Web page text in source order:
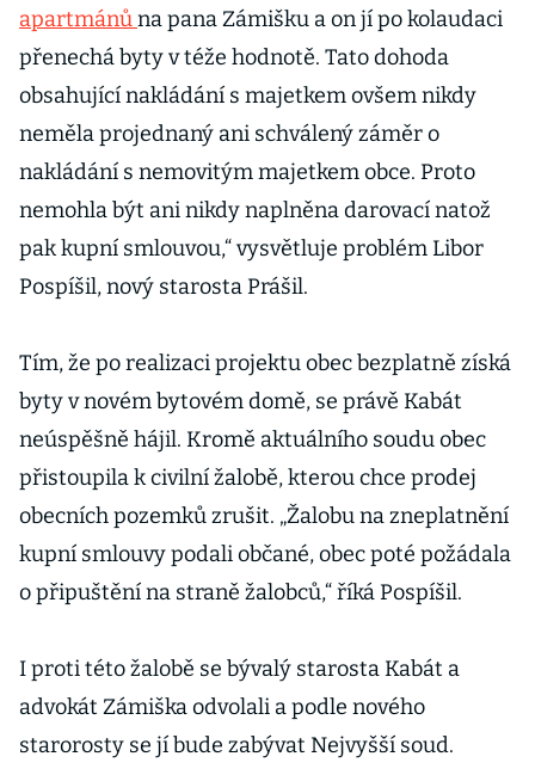
apartmánůna pana Zámišku a on jí po kolaudaci
přenechá byty v téže hodnotě. Tato dohoda
obsahující nakládání s majetkem ovšem nikdy
neměla projednaný ani schválený záměr o
nakládání s nemovitým majetkem obce. Proto
nemohla být ani nikdy naplněna darovací natož
pak kupní smlouvou,“ vysvětluje problém Libor
Pospíšil, nový starosta Prášil.
Tím, že po realizaci projektu obec bezplatně získá
byty v novém bytovém domě, se právě Kabát
neúspěšně hájil. Kromě aktuálního soudu obec
přistoupila k civilní žalobě, kterou chce prodej
obecních pozemků zrušit. „Žalobu na zneplatnění
kupní smlouvy podali občané, obec poté požádala
o připuštění na straně žalobců,“ říká Pospíšil.
I proti této žalobě se bývalý starosta Kabát a
advokát Zámiška odvolali a podle nového
starorosty se jí bude zabývat Nejvyšší soud.